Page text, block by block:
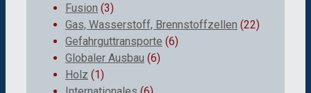
Fusion (3)
Gas, Wasserstoff, Brennstoffzellen (22)
Gefahrguttransporte (6)
Globaler Ausbau (6)
Holz (1)